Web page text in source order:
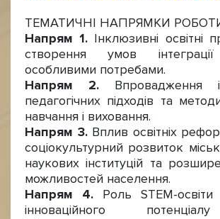
ТЕМАТИЧНІ НАПРЯМКИ РОБОТИ
Напрям 1. Інклюзивні освітні
створення умов
особливими потребами.
Напрям 2. Впровадження
педагогічних підходів та
навчання і виховання.
Напрям 3.Вплив освітніх
соціокультурний розвиток
наукових інституцій та
можливостей населення.
Напрям 4. Роль SТЕM-
інноваційного